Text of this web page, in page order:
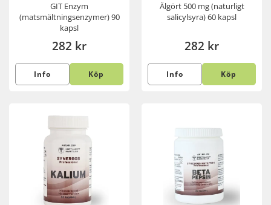
GIT Enzym
(matsmältningsenzymer) 90
kapsl
282 kr
Info Köp
Älgört 500 mg (naturligt
salicylsyra) 60 kapsl
282 kr
Info Köp